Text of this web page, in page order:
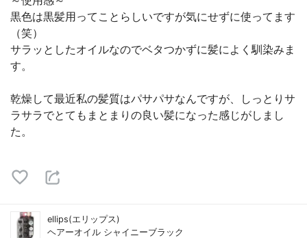
黒色は黒髪用ってことらしいですが気にせずに使ってます
（笑）
サラッとしたオイルなのでベタつかずに髪によく馴染みま
す。
乾燥して最近私の髪質はパサパサなんですが、しっとりサ
ラサラでとてもまとまりの良い髪になった感じがしまし
た。
ellips(エリップス)
ヘアーオイル シャイニーブラック